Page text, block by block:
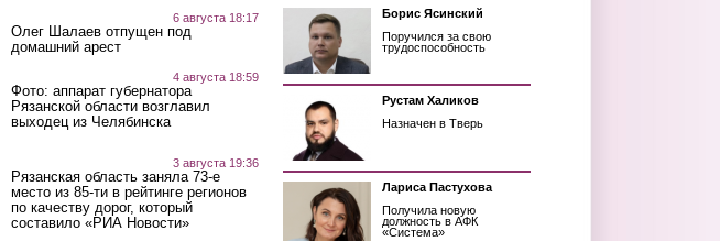
6 августа 18:17
Олег Шалаев отпущен под
домашний арест
4 августа 18:59
Фото: аппарат губернатора
Рязанской области возглавил
выходец из Челябинска
3 августа 19:36
Рязанская область заняла 73-е
место из 85-ти в рейтинге регионов
по качеству дорог, который
составило «РИА Новости»
Борис Ясинский
Поручился за свою
трудоспособность
Рустам Халиков
Назначен в Тверь
Лариса Пастухова
Получила новую
должность в АФК
«Система»